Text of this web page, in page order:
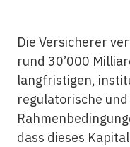
Die Versicherer
rund 30’000
langfristigen,
regulatorische
dass dieses